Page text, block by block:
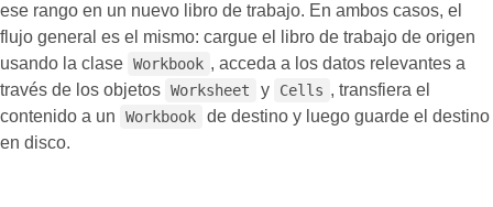
ese rango en un nuevo libro de trabajo. En ambos casos, el
flujo general es el mismo: cargue el libro de trabajo de origen
usando la clase Workbook , acceda a los datos relevantes a
través de los objetos Worksheet y Cells , transfiera el
contenido a un
Workbook
de destino y luego guarde el destino
en disco.